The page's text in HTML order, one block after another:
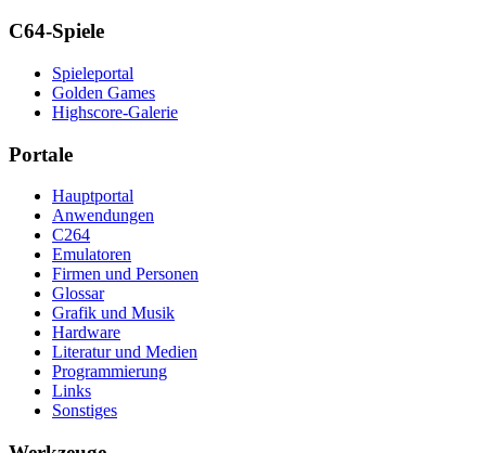
C64-Spiele
Spieleportal
Golden Games
Highscore-Galerie
Portale
Hauptportal
Anwendungen
C264
Emulatoren
Firmen und Personen
Glossar
Grafik und Musik
Hardware
Literatur und Medien
Programmierung
Links
Sonstiges